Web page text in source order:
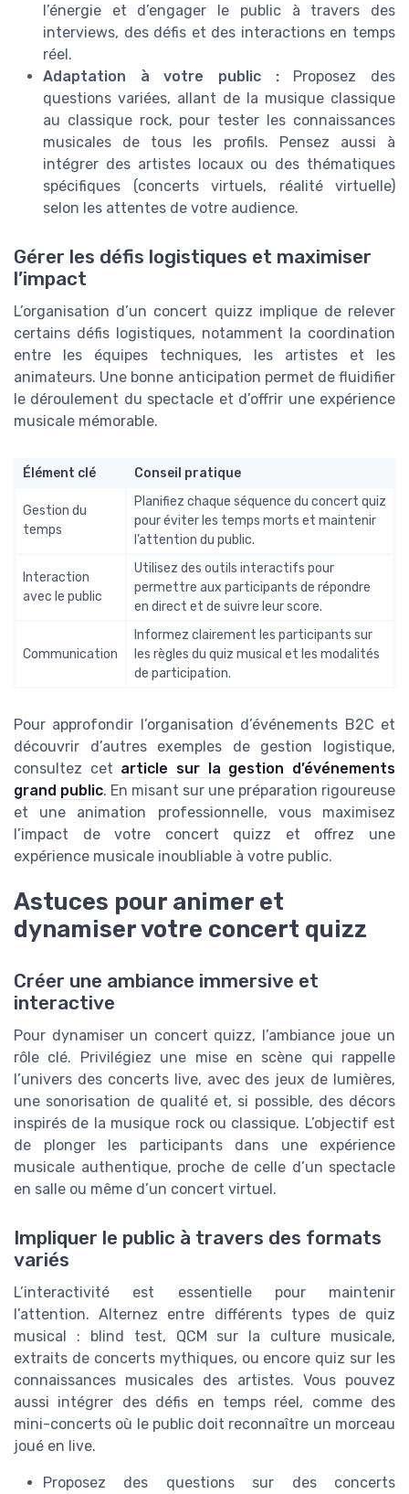
l’énergie et d’engager le public à travers des
interviews, des défis et des interactions en temps
réel.
Adaptation à votre public :Proposez des
questions variées, allant de la musique classique
au classique rock, pour tester les connaissances
musicales de tous les profils. Pensez aussi à
intégrer des artistes locaux ou des thématiques
spécifiques (concerts virtuels, réalité virtuelle)
selon les attentes de votre audience.
Gérer les défis logistiques et maximiser
l’impact
L’organisation d’un concert quizz implique de relever
certains défis logistiques, notamment la coordination
entre les équipes techniques, les artistes et les
animateurs. Une bonne anticipation permet de fluidifier
le déroulement du spectacle et d’offrir une expérience
musicale mémorable.
Élément clé Conseil pratique
Gestion du
temps
Planifiez chaque séquence du concert quiz
pour éviter les temps morts et maintenir
l’attention du public.
Interaction
avec le public
Utilisez des outils interactifs pour
permettre aux participants de répondre
en direct et de suivre leur score.
Communication
Informez clairement les participants sur
les règles du quiz musical et les modalités
de participation.
Pour approfondir l’organisation d’événements B2C et
découvrir d’autres exemples de gestion logistique,
consultez cet article sur la gestion d’événements
grand public. En misant sur une préparation rigoureuse
et une animation professionnelle, vous maximisez
l’impact de votre concert quizz et offrez une
expérience musicale inoubliable à votre public.
Astuces pour animer et
dynamiser votre concert quizz
Créer une ambiance immersive et
interactive
Pour dynamiser un concert quizz, l’ambiance joue un
rôle clé. Privilégiez une mise en scène qui rappelle
l’univers des concerts live, avec des jeux de lumières,
une sonorisation de qualité et, si possible, des décors
inspirés de la musique rock ou classique. L’objectif est
de plonger les participants dans une expérience
musicale authentique, proche de celle d’un spectacle
en salle ou même d’un concert virtuel.
Impliquer le public à travers des formats
variés
L’interactivité est essentielle pour maintenir
l’attention. Alternez entre différents types de quiz
musical : blind test, QCM sur la culture musicale,
extraits de concerts mythiques, ou encore quiz sur les
connaissances musicales des artistes. Vous pouvez
aussi intégrer des défis en temps réel, comme des
mini-concerts où le public doit reconnaître un morceau
joué en live.
Proposez des questions sur des concerts